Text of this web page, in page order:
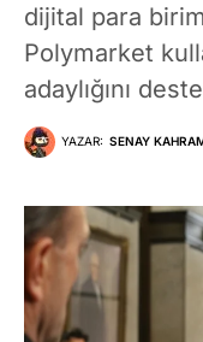
dijital para
Polymarket
adaylığını
YAZAR: SENAY